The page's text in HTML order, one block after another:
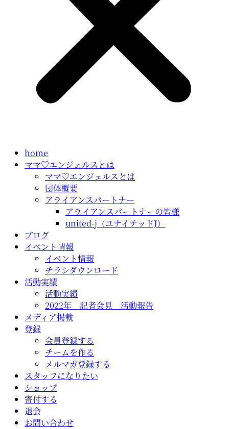
home
ママ♡エンジェルスとは
ママ♡エンジェルスとは
団体概要
アライアンスパートナー
アライアンスパートナーの皆様
united-j（ユナイテッドJ）
ブログ
イベント情報
イベント情報
チラシダウンロード
活動実績
活動実績
2022年 記者会見 活動報告
メディア掲載
登録
会員登録する
チームを作る
メルマガ登録する
スタッフになりたい
ショップ
寄付する
退会
お問い合わせ